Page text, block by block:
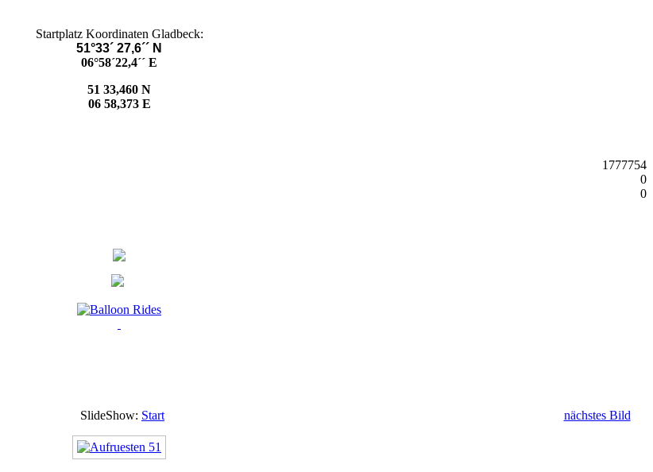
Startplatz Koordinaten Gladbeck:
51°33´ 27,6´´ N
06°58´22,4´´ E
51 33,460 N
06 58,373 E
1777754
0
0
SlideShow: Start nächstes Bild